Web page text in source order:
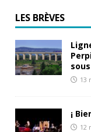
LES BRÈVES
13
¡
12